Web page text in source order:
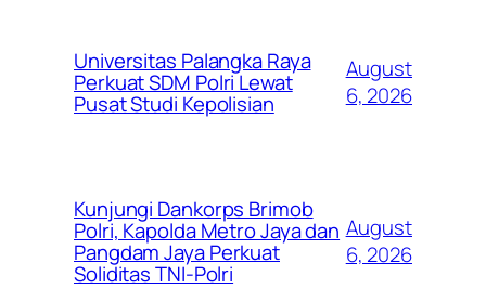
Universitas Palangka Raya
Perkuat SDM Polri Lewat
Pusat Studi Kepolisian
August
6, 2026
Kunjungi Dankorps Brimob
Polri, Kapolda Metro Jaya dan
Pangdam Jaya Perkuat
Soliditas TNI-Polri
August
6, 2026